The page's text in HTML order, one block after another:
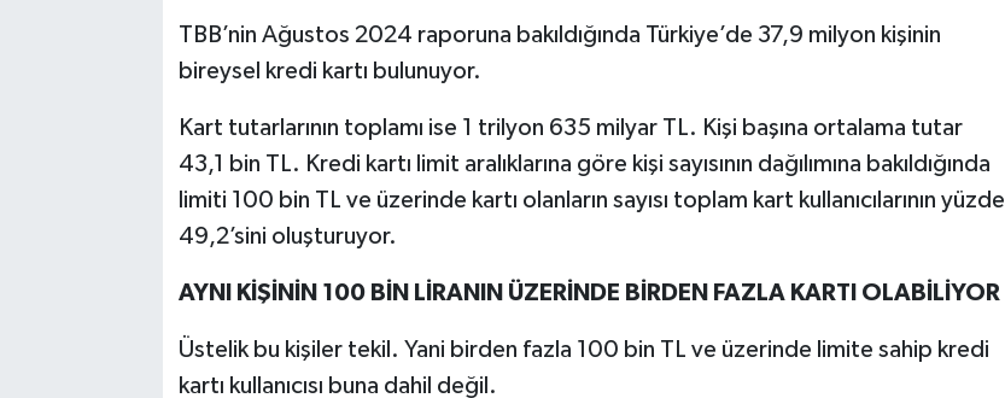
TBB’nin Ağustos 2024 raporuna bakıldığında Türki­ye’de 37,9 milyon kişinin
birey­sel kredi kartı bulunuyor.
Kart tutarlarının toplamı ise 1 tril­yon 635 milyar TL. Kişi başı­na ortalama tutar
43,1 bin TL. Kredi kartı limit aralıklarına göre kişi sayısının dağılımı­na bakıldığında
limiti 100 bin TL ve üzerinde kartı olanların sayısı toplam kart kullanıcıla­rının yüzde
49,2’sini oluştu­ruyor.
AYNI KİŞİNİN 100 BİN LİRANIN ÜZERİNDE BİRDEN FAZLA KARTI OLABİLİYOR
Üstelik bu kişiler tekil. Yani birden fazla 100 bin TL ve üzerinde limite sahip kre­di
kartı kullanıcısı buna dahil değil.